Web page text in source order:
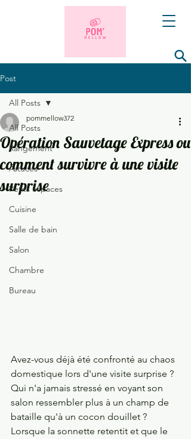
Post
All Posts
Rangement
Astuces
Petits espaces
Cuisine
Salle de bain
Salon
Chambre
Bureau
All Posts
Opération Sauvetage Express ou
comment survivre à une visite
surprise
pommellow372
Avez-vous déjà été confronté au chaos
domestique lors d'une visite surprise ?
Qui n'a jamais stressé en voyant son
salon ressembler plus à un champ de
bataille qu'à un cocon douillet ?
Lorsque la sonnette retentit et que le